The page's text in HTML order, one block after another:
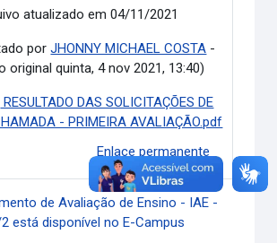
atualizado em 04/11/2021
porJHONNY MICHAEL COSTA -
original quinta, 4 nov 2021, 13:40)
RESULTADO DAS SOLICITAÇÕES DE
- PRIMEIRA AVALIAÇÃO.pdf
Enlace permanente
de Avaliação de Ensino - IAE -
está disponível no E-Campus